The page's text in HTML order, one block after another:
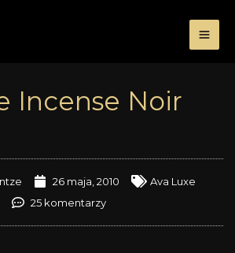
Incense Noir
26 maja, 2010
Ava Luxe
25 komentarzy